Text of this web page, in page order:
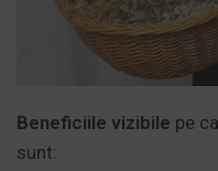
Beneficiile vizibile pe
sunt: